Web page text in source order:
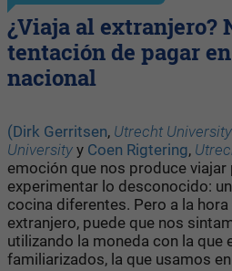
¿Viaja al extranjero?
tentación de pagar
nacional
(Dirk Gerritsen, Utrecht University
University y Coen Rigtering,
emoción que nos produce
experimentar lo desconocido:
cocina diferentes. Pero a la hora
extranjero, puede que nos
utilizando la moneda con la que
familiarizados, la que usamos